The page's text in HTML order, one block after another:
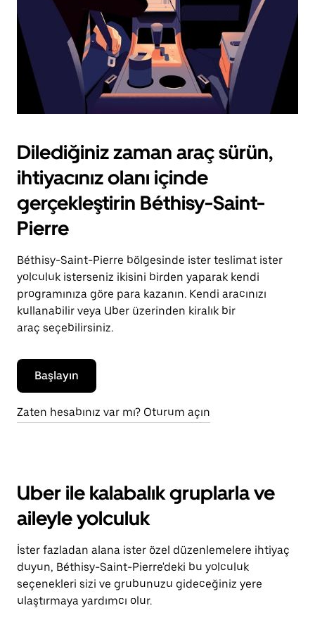
Dilediğiniz zaman araç sürün,
ihtiyacınız olanı içinde
gerçekleştirin Béthisy-Saint-
Pierre
Béthisy-Saint-Pierre bölgesinde ister teslimat ister
yolculuk isterseniz ikisini birden yaparak kendi
programınıza göre para kazanın. Kendi aracınızı
kullanabilir veya Uber üzerinden kiralık bir
araç seçebilirsiniz.
Başlayın
Zaten hesabınız var mı? Oturum açın
Uber ile kalabalık gruplarla ve
aileyle yolculuk
İster fazladan alana ister özel düzenlemelere ihtiyaç
duyun, Béthisy-Saint-Pierre'deki bu yolculuk
seçenekleri sizi ve grubunuzu gideceğiniz yere
ulaştırmaya yardımcı olur.